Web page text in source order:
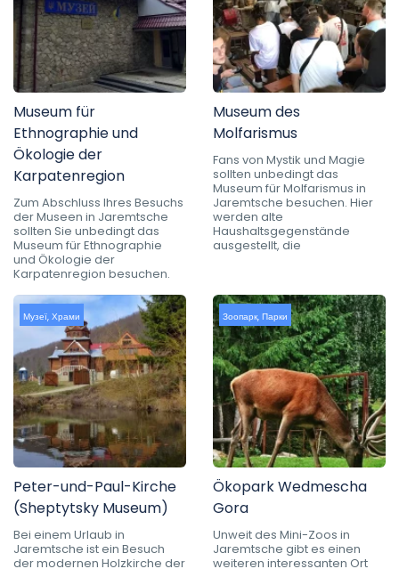
Museum für
Ethnographie und
Ökologie der
Karpatenregion
Zum Abschluss Ihres Besuchs
der Museen in Jaremtsche
sollten Sie unbedingt das
Museum für Ethnographie
und Ökologie der
Karpatenregion besuchen.
Museum des
Molfarismus
Fans von Mystik und Magie
sollten unbedingt das
Museum für Molfarismus in
Jaremtsche besuchen. Hier
werden alte
Haushaltsgegenstände
ausgestellt, die
Музеї, Храми
Peter-und-Paul-Kirche
(Sheptytsky Museum)
Bei einem Urlaub in
Jaremtsche ist ein Besuch
der modernen Holzkirche der
Зоопарк, Парки
Ökopark Wedmescha
Gora
Unweit des Mini-Zoos in
Jaremtsche gibt es einen
weiteren interessanten Ort